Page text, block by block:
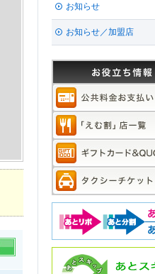
お知らせ
お知らせ／加盟店